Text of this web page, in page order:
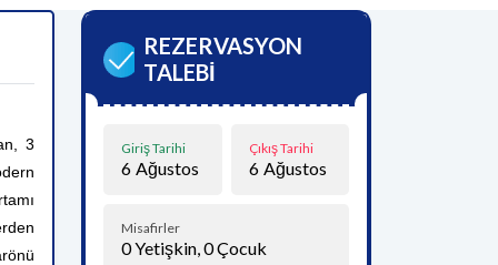
3
REZERVASYON
TALEBİ
Giriş Tarihi
6 Ağustos
Çıkış Tarihi
6 Ağustos
Misafirler
0Yetişkin,0Çocuk